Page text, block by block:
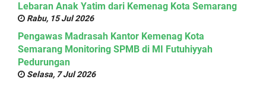
Lebaran Anak Yatim dari Kemenag Kota Semarang
Rabu, 15 Jul 2026
Pengawas Madrasah Kantor Kemenag Kota
Semarang Monitoring SPMB di MI Futuhiyyah
Pedurungan
Selasa, 7 Jul 2026